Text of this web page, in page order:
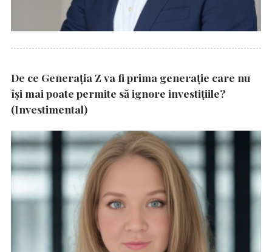
De ce Generația Z va fi prima generație care nu
își mai poate permite să ignore investițiile?
(Investimental)